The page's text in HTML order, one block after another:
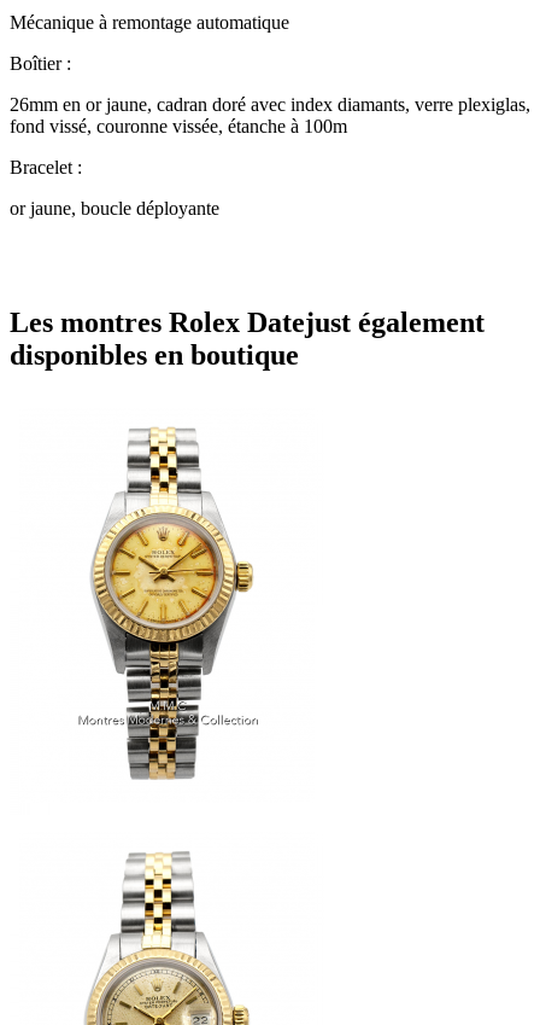
Mécanique à remontage automatique
Boîtier :
26mm en or jaune, cadran doré avec index diamants, verre plexiglas,
fond vissé, couronne vissée, étanche à 100m
Bracelet :
or jaune, boucle déployante
Les montres Rolex Datejust également
disponibles en boutique